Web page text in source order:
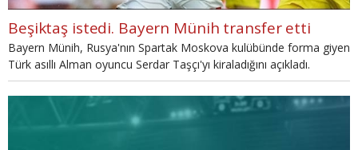
Beşiktaş istedi. Bayern Münih transfer etti
Bayern Münih, Rusya'nın Spartak Moskova kulübünde forma giyen
Türk asıllı Alman oyuncu Serdar Taşçı'yı kiraladığını açıkladı.